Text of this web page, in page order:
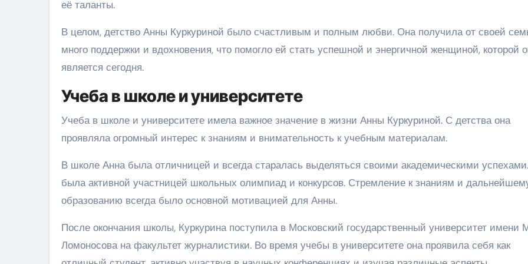
её таланты.
В целом, детство Анны Куркуриной было счастливым и полным любви. Она получила от своей
много поддержки и вдохновения, что помогло ей стать успешной и энергичной женщиной, которой
является сегодня.
Учеба в школе и университете
Учеба в школе и университете имела важное значение в жизни Анны Куркуриной. С детства она
проявляла огромный интерес к знаниям и внимательность к учебным материалам.
В школе Анна была отличницей и всегда старалась выделяться своими академическими
была активной участницей школьных олимпиад и конкурсов. Стремление к знаниям и
образованию всегда было основной мотивацией для Анны.
После окончания школы, Куркурина поступила в Московский государственный университет имени
Ломоносова на факультет журналистики. Во время учебы в университете она проявила себя как